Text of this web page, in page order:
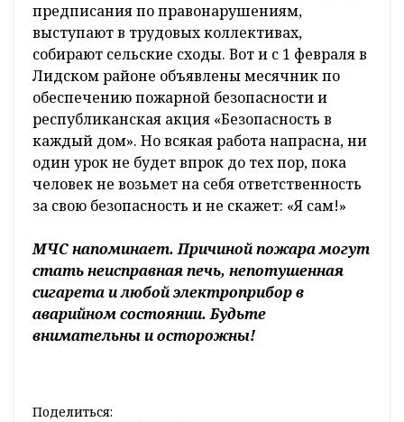
предписания по правонарушениям,
выступают в трудовых коллективах,
собирают сельские сходы. Вот и с 1 февраля в
Лидском районе объявлены месячник по
обеспечению пожарной безопасности и
республиканская акция «Безопасность в
каждый дом». Но всякая работа напрасна, ни
один урок не будет впрок до тех пор, пока
человек не возьмет на себя ответственность
за свою безопасность и не скажет: «Я сам!»
МЧС напоминает. Причиной пожара могут
стать неисправная печь, непотушенная
сигарета и любой электроприбор в
аварийном состоянии. Будьте
внимательны и осторожны!
Поделиться: